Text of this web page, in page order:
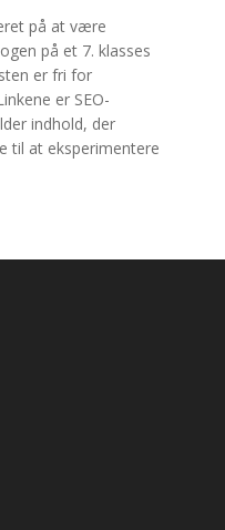
på at være
på et 7. klasses
er fri for
er SEO-
indhold, der
til at eksperimentere